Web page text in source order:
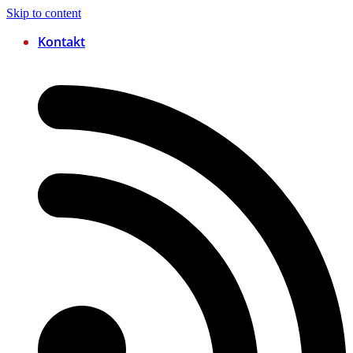
Skip to content
Kontakt